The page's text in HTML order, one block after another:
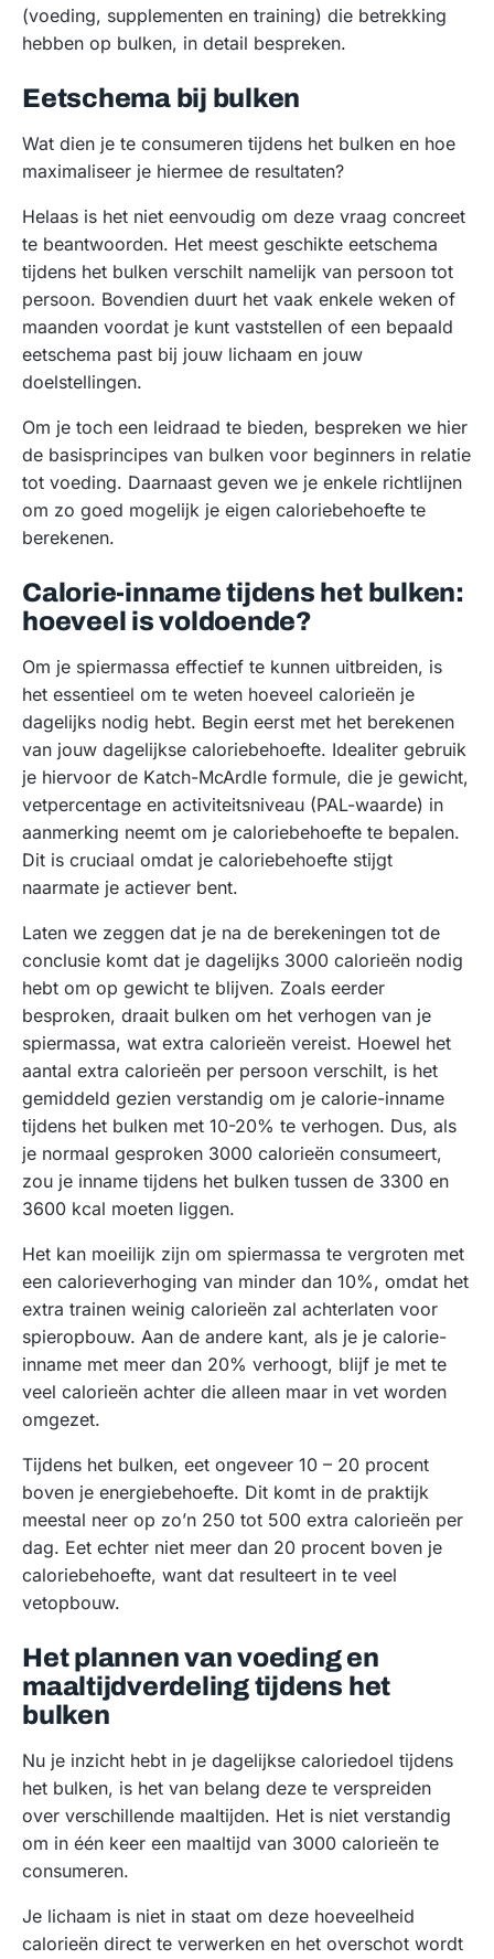
(voeding, supplementen en training) die betrekking
hebben op bulken, in detail bespreken.
Eetschema bij bulken
Wat dien je te consumeren tijdens het bulken en hoe
maximaliseer je hiermee de resultaten?
Helaas is het niet eenvoudig om deze vraag concreet
te beantwoorden. Het meest geschikte eetschema
tijdens het bulken verschilt namelijk van persoon tot
persoon. Bovendien duurt het vaak enkele weken of
maanden voordat je kunt vaststellen of een bepaald
eetschema past bij jouw lichaam en jouw
doelstellingen.
Om je toch een leidraad te bieden, bespreken we hier
de basisprincipes van bulken voor beginners in relatie
tot voeding. Daarnaast geven we je enkele richtlijnen
om zo goed mogelijk je eigen caloriebehoefte te
berekenen.
Calorie-inname tijdens het bulken:
hoeveel is voldoende?
Om je spiermassa effectief te kunnen uitbreiden, is
het essentieel om te weten hoeveel calorieën je
dagelijks nodig hebt. Begin eerst met het berekenen
van jouw dagelijkse caloriebehoefte. Idealiter gebruik
je hiervoor de Katch-McArdle formule, die je gewicht,
vetpercentage en activiteitsniveau (PAL-waarde) in
aanmerking neemt om je caloriebehoefte te bepalen.
Dit is cruciaal omdat je caloriebehoefte stijgt
naarmate je actiever bent.
Laten we zeggen dat je na de berekeningen tot de
conclusie komt dat je dagelijks 3000 calorieën nodig
hebt om op gewicht te blijven. Zoals eerder
besproken, draait bulken om het verhogen van je
spiermassa, wat extra calorieën vereist. Hoewel het
aantal extra calorieën per persoon verschilt, is het
gemiddeld gezien verstandig om je calorie-inname
tijdens het bulken met 10-20% te verhogen. Dus, als
je normaal gesproken 3000 calorieën consumeert,
zou je inname tijdens het bulken tussen de 3300 en
3600 kcal moeten liggen.
Het kan moeilijk zijn om spiermassa te vergroten met
een calorieverhoging van minder dan 10%, omdat het
extra trainen weinig calorieën zal achterlaten voor
spieropbouw. Aan de andere kant, als je je calorie-
inname met meer dan 20% verhoogt, blijf je met te
veel calorieën achter die alleen maar in vet worden
omgezet.
Tijdens het bulken, eet ongeveer 10 – 20 procent
boven je energiebehoefte. Dit komt in de praktijk
meestal neer op zo’n 250 tot 500 extra calorieën per
dag. Eet echter niet meer dan 20 procent boven je
caloriebehoefte, want dat resulteert in te veel
vetopbouw.
Het plannen van voeding en
maaltijdverdeling tijdens het
bulken
Nu je inzicht hebt in je dagelijkse caloriedoel tijdens
het bulken, is het van belang deze te verspreiden
over verschillende maaltijden. Het is niet verstandig
om in één keer een maaltijd van 3000 calorieën te
consumeren.
Je lichaam is niet in staat om deze hoeveelheid
calorieën direct te verwerken en het overschot wordt